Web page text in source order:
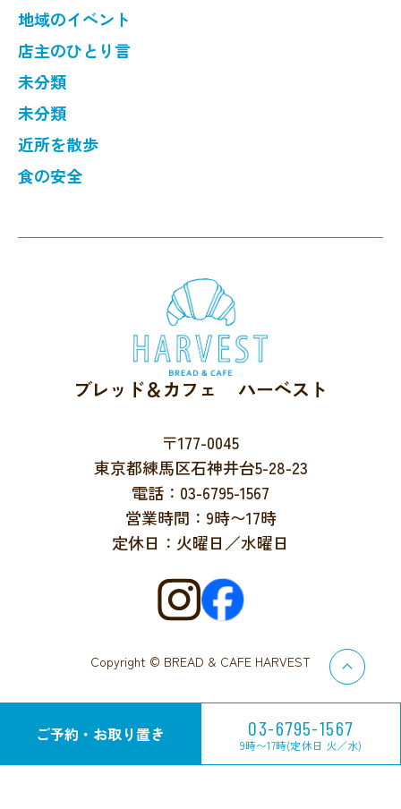
ご予約・お取り置き 03-6795-1567
9時〜17時(定休日 火／水)
地域のイベント
店主のひとり言
未分類
未分類
近所を散歩
食の安全
ブレッド＆カフェ ハーベスト
〒177-0045
東京都練馬区石神井台5-28-23
電話：03-6795-1567
営業時間：9時〜17時
定休日：火曜日／水曜日
Copyright © BREAD & CAFE HARVEST